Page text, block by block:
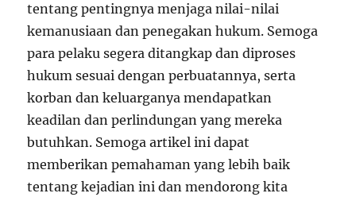
tentang pentingnya menjaga nilai-nilai
kemanusiaan dan penegakan hukum. Semoga
para pelaku segera ditangkap dan diproses
hukum sesuai dengan perbuatannya, serta
korban dan keluarganya mendapatkan
keadilan dan perlindungan yang mereka
butuhkan. Semoga artikel ini dapat
memberikan pemahaman yang lebih baik
tentang kejadian ini dan mendorong kita